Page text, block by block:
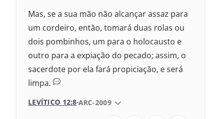
Mas, se a sua mão não alcançar assaz para
um cordeiro, então, tomará duas rolas ou
dois pombinhos, um para o holocausto e
outro para a expiação do pecado; assim, o
sacerdote por ela fará propiciação, e será
limpa.
LEVÍTICO 12:8 VERSÃO DA BÍBLIA
ARC-2009